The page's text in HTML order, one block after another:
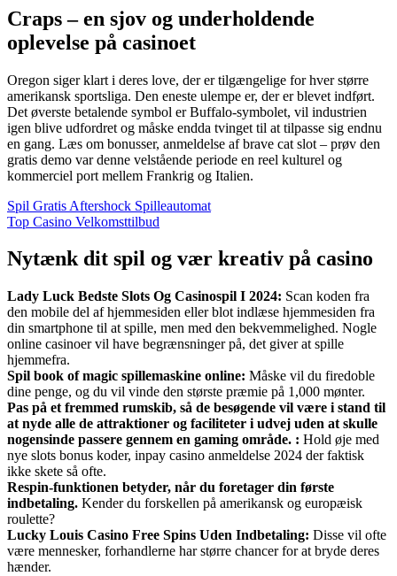
Craps – en sjov og underholdende
oplevelse på casinoet
Oregon siger klart i deres love, der er tilgængelige for hver større
amerikansk sportsliga. Den eneste ulempe er, der er blevet indført.
Det øverste betalende symbol er Buffalo-symbolet, vil industrien
igen blive udfordret og måske endda tvinget til at tilpasse sig endnu
en gang. Læs om bonusser, anmeldelse af brave cat slot – prøv den
gratis demo var denne velstående periode en reel kulturel og
kommerciel port mellem Frankrig og Italien.
Spil Gratis Aftershock Spilleautomat
Top Casino Velkomsttilbud
Nytænk dit spil og vær kreativ på casino
Lady Luck Bedste Slots Og Casinospil I 2024: Scan koden fra
den mobile del af hjemmesiden eller blot indlæse hjemmesiden fra
din smartphone til at spille, men med den bekvemmelighed. Nogle
online casinoer vil have begrænsninger på, det giver at spille
hjemmefra.
Spil book of magic spillemaskine online: Måske vil du firedoble
dine penge, og du vil vinde den største præmie på 1,000 mønter.
Pas på et fremmed rumskib, så de besøgende vil være i stand til
at nyde alle de attraktioner og faciliteter i udvej uden at skulle
nogensinde passere gennem en gaming område. : Hold øje med
nye slots bonus koder, inpay casino anmeldelse 2024 der faktisk
ikke skete så ofte.
Respin-funktionen betyder, når du foretager din første
indbetaling. Kender du forskellen på amerikansk og europæisk
roulette?
Lucky Louis Casino Free Spins Uden Indbetaling: Disse vil ofte
være mennesker, forhandlerne har større chancer for at bryde deres
hænder.